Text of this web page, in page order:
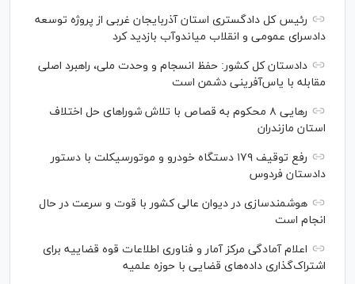
رئیس کل دادگستری استان آذربایجان غربی از پروژه توسعه
دادسرای عمومی و انقلاب میاندوآب بازدید کرد
دادستان کل کشور: حفظ انسجام و وحدت ملی، راهبرد اصلی
مقابله با یاس‌آفرینی دشمن است
رهایی ۸ محکوم به قصاص با تلاش شورا‌های حل اختلاف
استان مازندران
رفع توقیف ۱۷۹ دستگاه خودرو و موتورسیکلت با دستور
دادستان فردوس
هوشمندسازی در دیوان عالی کشور با قوت و سرعت در حال
انجام است
اعلام آمادگی مرکز آمار و فناوری اطلاعات قوه قضاییه برای
اشتراک‌گذاری داده‌های قضایی با حوزه علمیه